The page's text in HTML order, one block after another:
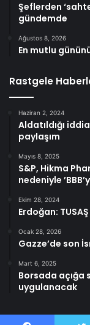
Şeflerden
gündemde
Ağustos 8, 2026
En mutlu
Rastgele
Haziran 2, 2024
Aldatıldığı
paylaşım
Mayıs 8, 2025
S&P, Hikma
nedeniyle
Ekim 28, 2024
Erdoğan:
Ocak 28, 2026
Gazze’de son
Mart 6, 2025
Borsada açığa
uygulanacak